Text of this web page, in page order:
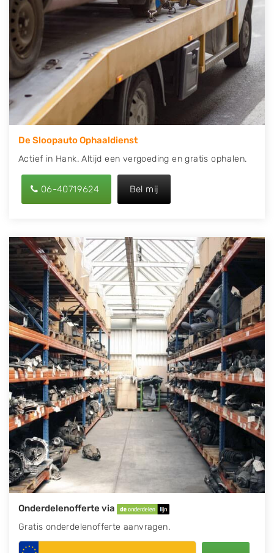
Wij kunnen u helpen met de inkoop van auto's van
eigenlijk alle merken, zoals Alfa Romeo, Audi, BMW,
Chevrolet, Citroën, Dacia, Fiat, Ford, Honda, Hyundai,
Kia, Mazda, Mercedes Benz, Mitsubishi, Nissan, Opel,
Peugeot, Porsche, Renault, Seat, Skoda, Suzuki, Tesla,
Toyota, Volkswagen en Volvo.
De Sloopauto Ophaaldienst
Actief in Hank. Altijd een vergoeding en gratis ophalen.
06-40719624 Bel mij
Onderdelenofferte via
Gratis onderdelenofferte aanvragen.